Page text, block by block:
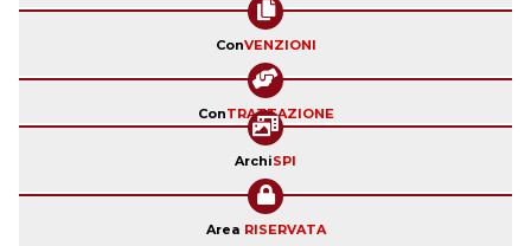
ConVENZIONI
ConTRATTAZIONE
ArchiSPI
Area RISERVATA